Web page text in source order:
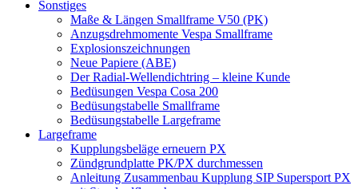
Sonstiges
Maße & Längen Smallframe V50 (PK)
Anzugsdrehmomente Vespa Smallframe
Explosionszeichnungen
Neue Papiere (ABE)
Der Radial-Wellendichtring – kleine Kunde
Bedüsungen Vespa Cosa 200
Bedüsungstabelle Smallframe
Bedüsungstabelle Largeframe
Largeframe
Kupplungsbeläge erneuern PX
Zündgrundplatte PK/PX durchmessen
Anleitung Zusammenbau Kupplung SIP Supersport PX